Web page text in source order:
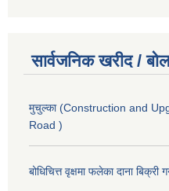
सार्वजनिक खरीद /
मुचुल्का (Construction and
Road )
बोधिचित्त वृक्षमा फलेका दाना